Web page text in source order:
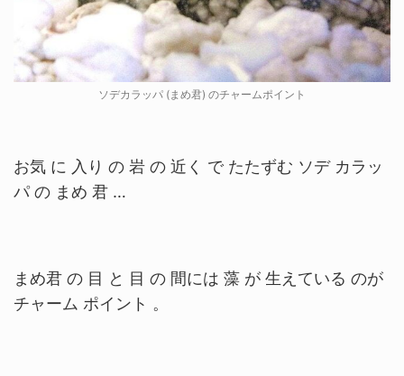
ソデカラッパ (まめ君) のチャームポイント
お気 に 入り の 岩 の 近く で たたずむ ソデ カラッ
パ の まめ 君 …
まめ君 の 目 と 目 の 間には 藻 が 生えている のが
チャーム ポイント 。